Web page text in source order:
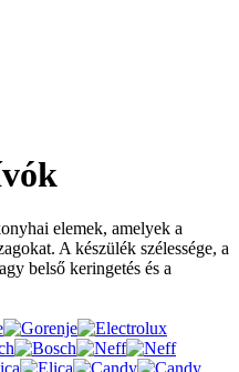
elemek, amelyek a
A készülék szélessége, a
belső keringetés és a